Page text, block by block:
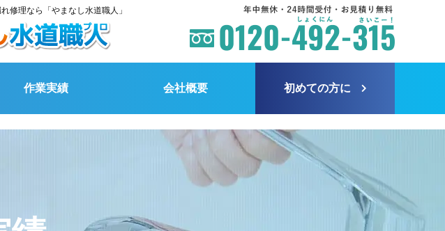
修理なら「やまなし水道職人」
作業実績 会社概要 初めての方に